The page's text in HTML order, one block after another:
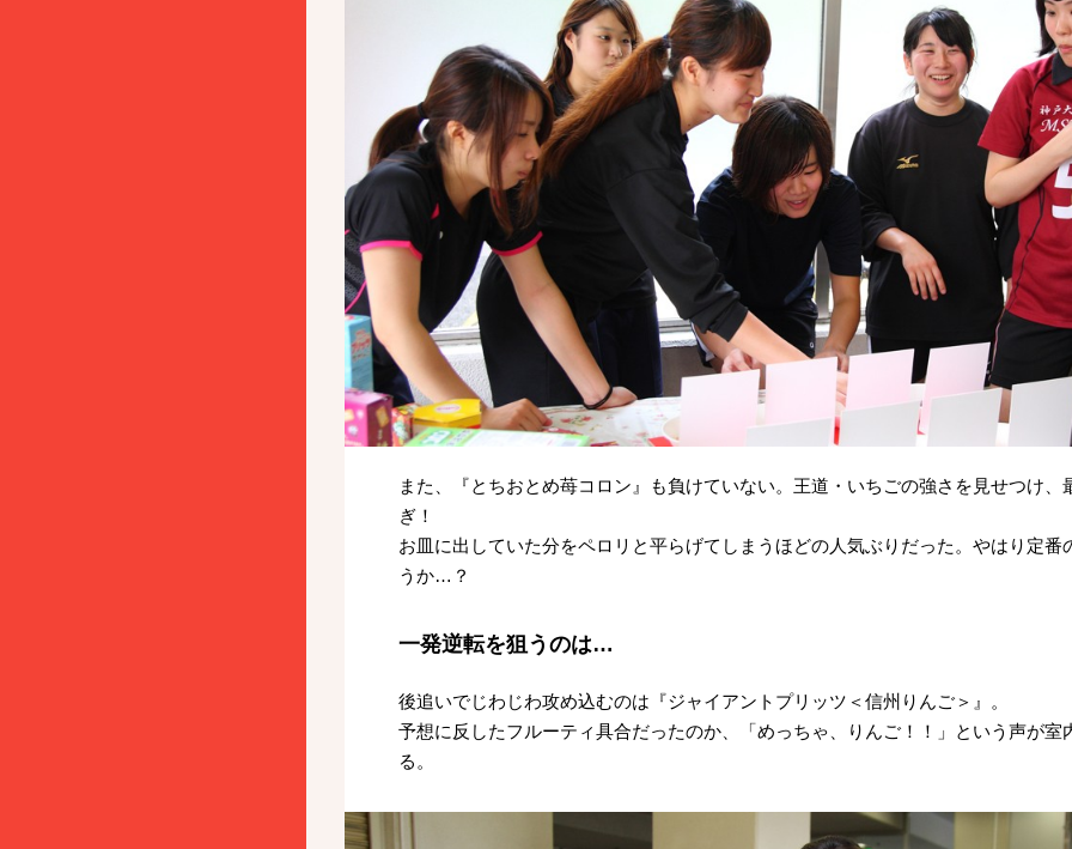
また、『とちおとめ苺コロン』も負けていない。王道・いちごの強さを見せつけ、
ぎ！
お皿に出していた分をペロリと平らげてしまうほどの人気ぶりだった。やはり定番
うか…？
一発逆転を狙うのは…
後追いでじわじわ攻め込むのは『ジャイアントプリッツ＜信州りんご＞』。
予想に反したフルーティ具合だったのか、「めっちゃ、りんご！！」という声が室
る。